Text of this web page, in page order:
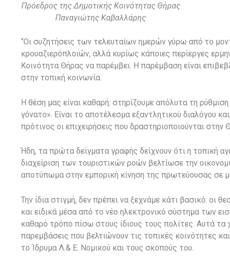
Πρόεδρος της Δημοτικής Κοινότητας Θήρας
Παναγιώτης Καβαλλάρης
“Οι συζητήσεις των τελευταίων ημερών γύρω από το
κρουαζιερόπλοιών, αλλά κυρίως κάποιες περίεργες
Κοινότητα Θήρας να παρέμβει. Η παρέμβαση είναι
στην τοπική κοινωνία.
Η θέση μας είναι καθαρή: στηρίζουμε απόλυτα τη
γόνατο». Είναι το αποτέλεσμα εξαντλητικού διαλόγου
πρότινος οι επιχειρήσεις που δραστηριοποιούνται στην
Ήδη, τα πρώτα δείγματα γραφής δείχνουν ότι η τοπική
διαχείριση των τουριστικών ροών βελτίωσε την
αποτύπωμα στην εμπορική κίνηση της πρωτεύουσας σε
Την ίδια στιγμή, δεν πρέπει να ξεχνάμε κάτι βασικό: οι
και ειδικά μέσα από το νέο ηλεκτρονικό σύστημα των
καθαρό τρόπο πίσω στους ίδιους τους πολίτες. Αυτά
παρεμβάσεις που βελτιώνουν τις τοπικές κοινότητες
το Ίδρυμα Λ.& Ε. Νομικού και τους σκοπούς του.